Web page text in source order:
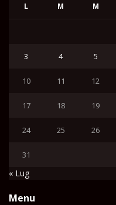
L M M
3 4 5
10 11 12
17 18 19
24 25 26
31
« Lug
Menu